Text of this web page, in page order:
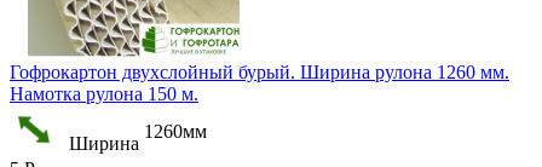
Гофрокартон двухслойный бурый. Ширина рулона 1260 мм.
Намотка рулона 150 м.
Ширина
1260мм